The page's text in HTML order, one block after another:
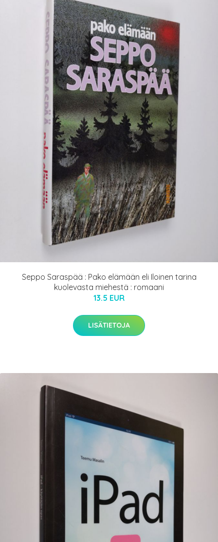
Seppo Saraspää : Pako elämään eli Iloinen tarina
kuolevasta miehestä : romaani
13.5 EUR
LISÄTIETOJA